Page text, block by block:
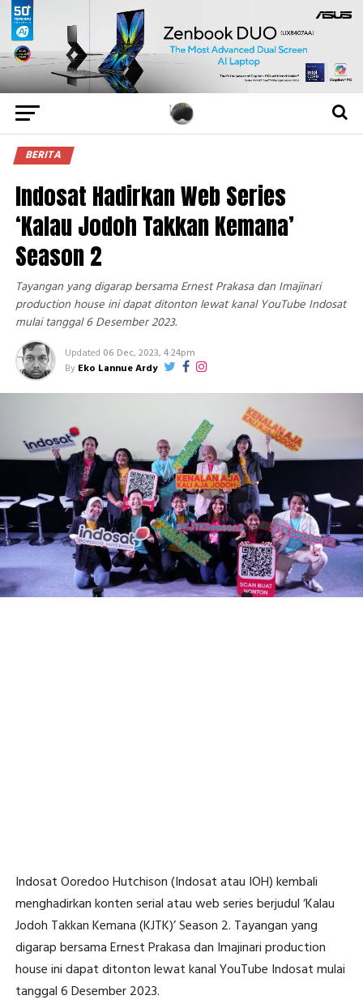
BERITA
Indosat Hadirkan Web Series
‘Kalau Jodoh Takkan Kemana’
Season 2
Tayangan yang digarap bersama Ernest Prakasa dan Imajinari
production house ini dapat ditonton lewat kanal YouTube Indosat
mulai tanggal 6 Desember 2023.
Updated 06 Dec, 2023, 4:24pm
By Eko Lannue Ardy
Indosat Ooredoo Hutchison (Indosat atau IOH) kembali
menghadirkan konten serial atau web series berjudul ‘Kalau
Jodoh Takkan Kemana (KJTK)’ Season 2. Tayangan yang
digarap bersama Ernest Prakasa dan Imajinari production
house ini dapat ditonton lewat kanal YouTube Indosat mulai
tanggal 6 Desember 2023.